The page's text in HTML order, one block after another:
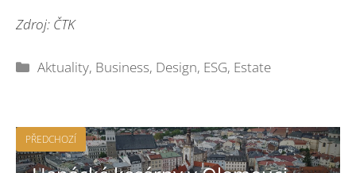
Zdroj: ČTK
Rubriky
Aktuality, Business, Design, ESG, Estate
PŘEDCHOZÍ